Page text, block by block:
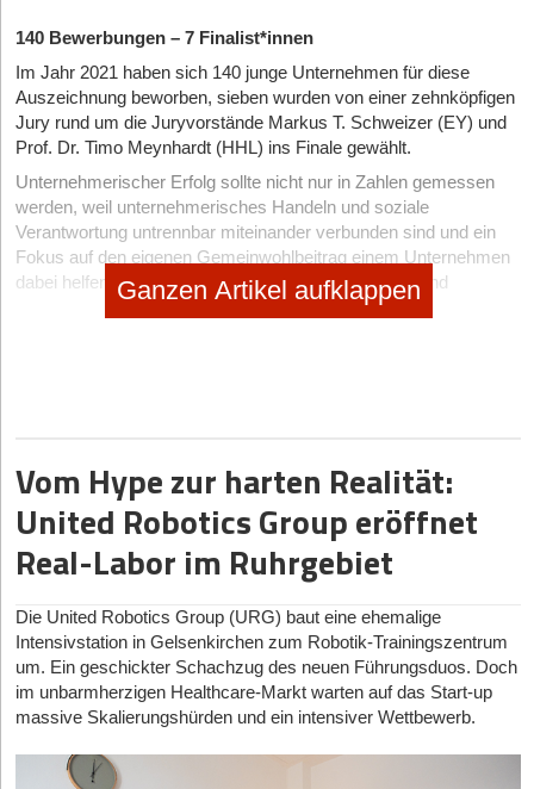
140 Bewerbungen – 7 Finalist*innen
Im Jahr 2021 haben sich 140 junge Unternehmen für diese
Auszeichnung beworben, sieben wurden von einer zehnköpfigen
Jury rund um die Juryvorstände Markus T. Schweizer (EY) und
Prof. Dr. Timo Meynhardt (HHL) ins Finale gewählt.
Unternehmerischer Erfolg sollte nicht nur in Zahlen gemessen
werden, weil unternehmerisches Handeln und soziale
Verantwortung untrennbar miteinander verbunden sind und ein
Fokus auf den eigenen Gemeinwohlbeitrag einem Unternehmen
dabei helfen kann, langfristig Aktionäre zu gewinnen und
Stakeholder Returns zu generieren. Grund genug, die
Pandemie hat gezeigt, dass sich Unternehmen mit einem hohen
Gemeinwohlbeitrag oft durch eine starke Resilienz auszeichnen.
Die Finalist*innen und Sieger*innen des Public Value Awards for
Start-ups sind damit nicht nur innovative Jungunternehmer,
sondern leisten auch einen spürbaren Beitrag zur nachhaltigen
Ganzen Artikel aufklappen
Vom Hype zur harten Realität:
United Robotics Group eröffnet
Real-Labor im Ruhrgebiet
Die United Robotics Group (URG) baut eine ehemalige
Intensivstation in Gelsenkirchen zum Robotik-Trainingszentrum
um. Ein geschickter Schachzug des neuen Führungsduos. Doch
im unbarmherzigen Healthcare-Markt warten auf das Start-up
massive Skalierungshürden und ein intensiver Wettbewerb.